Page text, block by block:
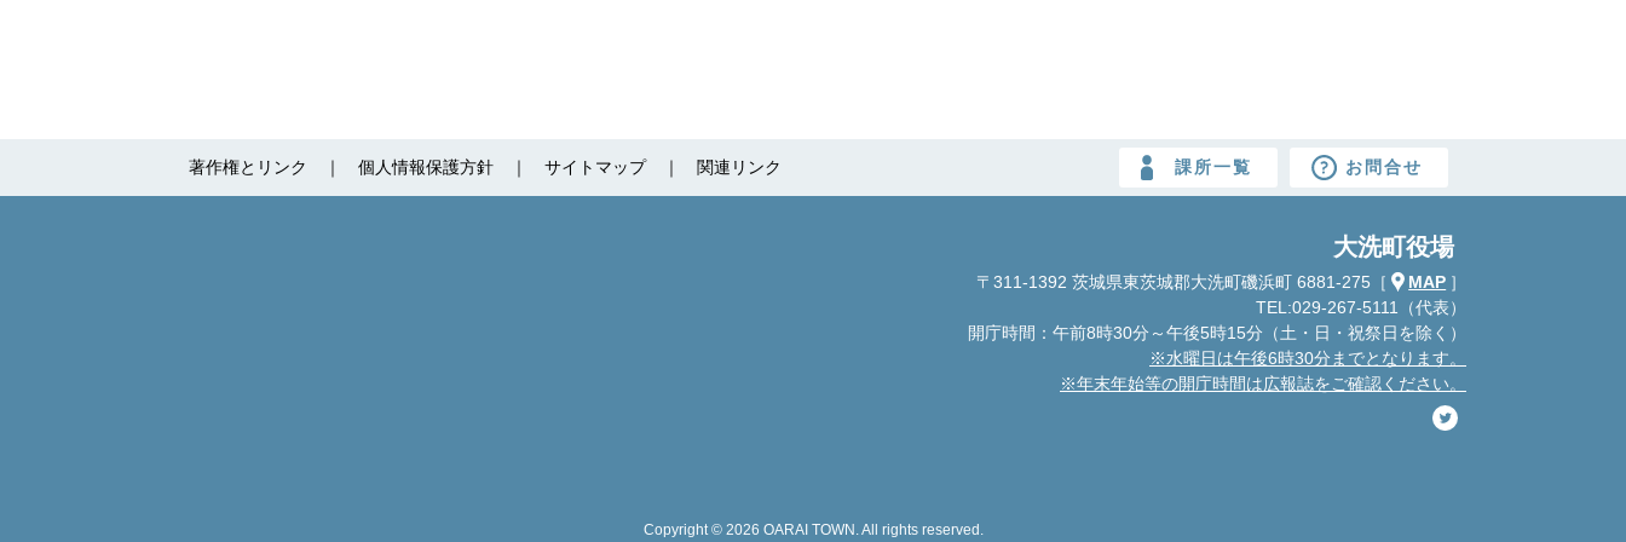
著作権とリンク 個人情報保護方針 サイトマップ 関連リンク 課所一覧 お問合せ
大洗町役場
〒311-1392 茨城県東茨城郡大洗町磯浜町 6881-275 ［ MAP ］
TEL:029-267-5111（代表）
開庁時間：午前8時30分～午後5時15分 （土・日・祝祭日を除く）
※水曜日は午後6時30分までとなります。
※年末年始等の開庁時間は広報誌をご確認ください。
Copyright © 2026 OARAI TOWN. All rights reserved.